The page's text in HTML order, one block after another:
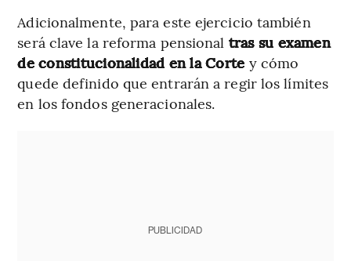
Adicionalmente, para este ejercicio también
será clave la reforma pensional tras su examen
de constitucionalidad en la Corte y cómo
quede definido que entrarán a regir los límites
en los fondos generacionales.
PUBLICIDAD